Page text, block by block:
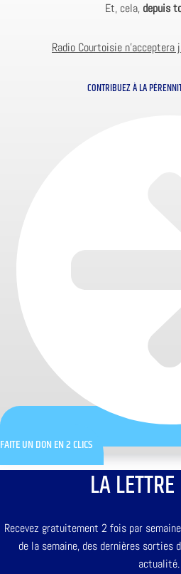
Et, cela, depuis
Radio Courtoisie
CONTRIBUEZ À LA
FAITE UN DON EN 2 CLICS
LA
Recevez gratuitement 2 fois par
de la semaine, des dernières sorties
actualité.